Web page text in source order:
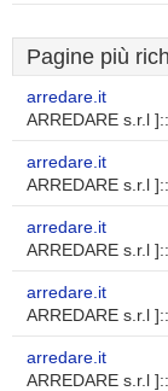
Pagine più
arredare.it
ARREDARE s.r.l
arredare.it
ARREDARE s.r.l
arredare.it
ARREDARE s.r.l
arredare.it
ARREDARE s.r.l
arredare.it
ARREDARE s.r.l